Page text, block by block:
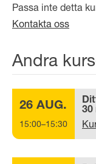
Passa inte detta
Kontakta oss
Andra
26 AUG.
15:00–15:30
30